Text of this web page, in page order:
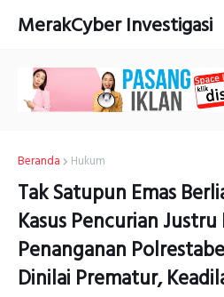
MerakCyber Investigasi
Beranda Hukum
Tak Satupun Emas
Kasus Pencurian
Penanganan
Dinilai Prematur,